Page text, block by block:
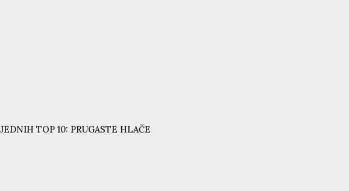
TOP 10: PRUGASTE HLAČE